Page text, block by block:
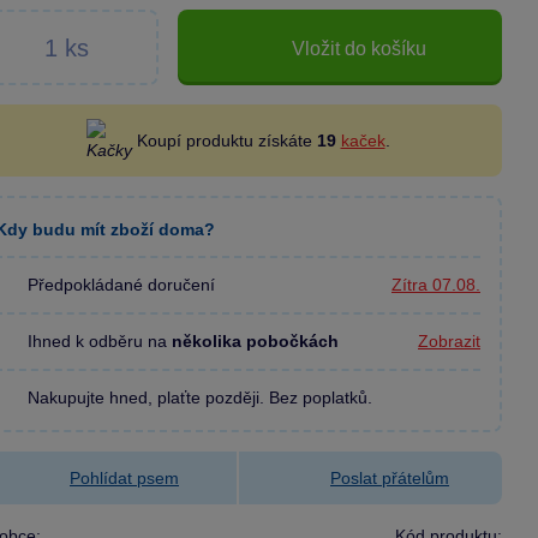
Vložit do košíku
Koupí produktu získáte 19 kaček.
budu mít zboží doma?
Předpokládané doručení Zítra 07.08.
Ihned k odběru na několika pobočkách Zobrazit
Nakupujte hned, plaťte později. Bez poplatků.
Pohlídat psem Poslat přátelům